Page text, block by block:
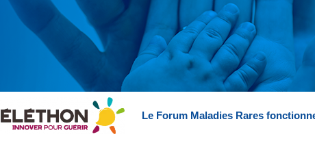
Le Forum Maladies Rares